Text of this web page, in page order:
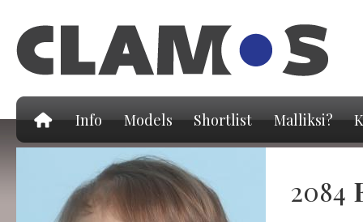
Info Models Shortlist Malliksi?
2084